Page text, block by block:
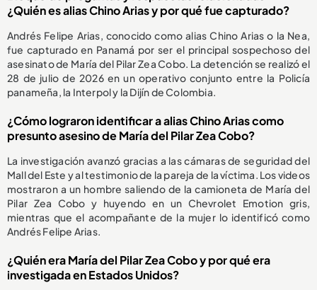
¿Quién es alias Chino Arias y por qué fue capturado?
Andrés Felipe Arias, conocido como alias Chino Arias o la Nea,
fue capturado en Panamá por ser el principal sospechoso del
asesinato de María del Pilar Zea Cobo. La detención se realizó el
28 de julio de 2026 en un operativo conjunto entre la Policía
panameña, la Interpol y la Dijín de Colombia.
¿Cómo lograron identificar a alias Chino Arias como
presunto asesino de María del Pilar Zea Cobo?
La investigación avanzó gracias a las cámaras de seguridad del
Mall del Este y al testimonio de la pareja de la víctima. Los videos
mostraron a un hombre saliendo de la camioneta de María del
Pilar Zea Cobo y huyendo en un Chevrolet Emotion gris,
mientras que el acompañante de la mujer lo identificó como
Andrés Felipe Arias.
¿Quién era María del Pilar Zea Cobo y por qué era
investigada en Estados Unidos?